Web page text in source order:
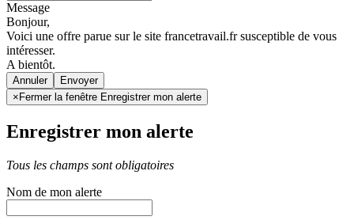
Message
Bonjour,
Voici une offre parue sur le site francetravail.fr susceptible de vous
intéresser.
A bientôt.
Annuler
× Fermer la fenêtre Enregistrer mon alerte
Enregistrer mon alerte
Tous les champs sont obligatoires
Nom de mon alerte